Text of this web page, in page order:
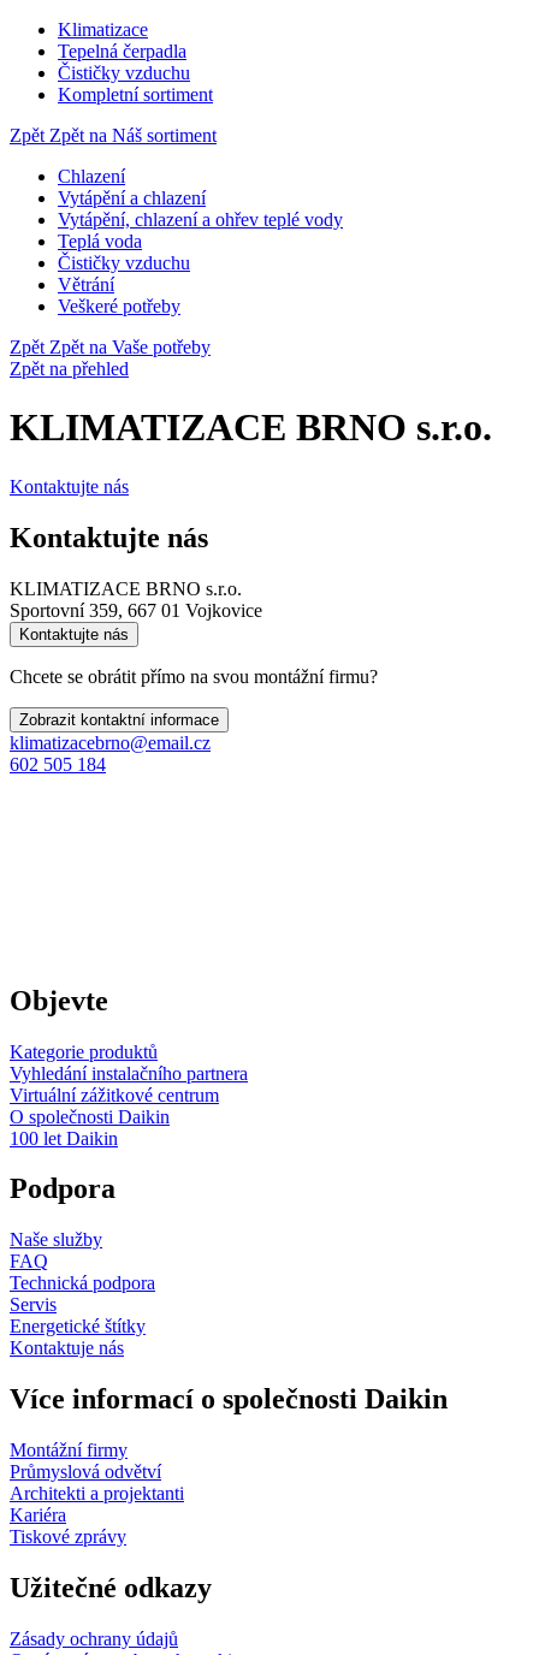
Klimatizace
Tepelná čerpadla
Čističky vzduchu
Kompletní sortiment
Zpět Zpět na Náš sortiment
Chlazení
Vytápění a chlazení
Vytápění, chlazení a ohřev teplé vody
Teplá voda
Čističky vzduchu
Větrání
Veškeré potřeby
Zpět Zpět na Vaše potřeby
Zpět na přehled
KLIMATIZACE BRNO s.r.o.
Kontaktujte nás
Kontaktujte nás
KLIMATIZACE BRNO s.r.o.
Sportovní 359, 667 01 Vojkovice
Kontaktujte nás
Chcete se obrátit přímo na svou montážní firmu?
Zobrazit kontaktní informace
klimatizacebrno@email.cz
602 505 184
Objevte
Kategorie produktů
Vyhledání instalačního partnera
Virtuální zážitkové centrum
O společnosti Daikin
100 let Daikin
Podpora
Naše služby
FAQ
Technická podpora
Servis
Energetické štítky
Kontaktuje nás
Více informací o společnosti Daikin
Montážní firmy
Průmyslová odvětví
Architekti a projektanti
Kariéra
Tiskové zprávy
Užitečné odkazy
Zásady ochrany údajů